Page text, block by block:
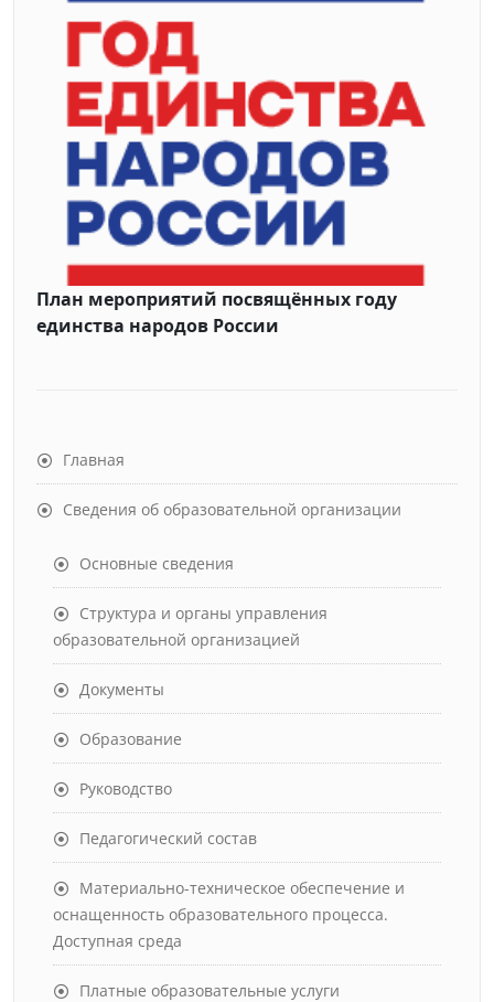
План мероприятий посвящённых году
единства народов России
Главная
Сведения об образовательной организации
Основные сведения
Структура и органы управления
образовательной организацией
Документы
Образование
Руководство
Педагогический состав
Материально-техническое обеспечение и
оснащенность образовательного процесса.
Доступная среда
Платные образовательные услуги